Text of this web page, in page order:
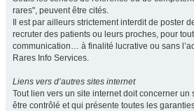
rares", peuvent être cités.
Il est par ailleurs strictement interdit de poster
recruter des patients ou leurs proches, pour
communication… à finalité lucrative ou sans
Rares Info Services.
Liens vers d’autres sites internet
Tout lien vers un site internet doit concerner un
être contrôlé et qui présente toutes les